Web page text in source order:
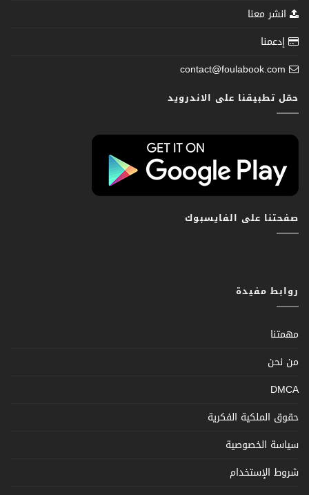
انشر معنا
إدعمنا
contact@foulabook.com
حمّل تطبيقنا على الاندرويد
صفحتنا على الفايسبوك
روابط مفيدة
مهمتنا
من نحن
DMCA
حقوق الملكية الفكرية
سياسة الخصوصية
شروط الإستخدام